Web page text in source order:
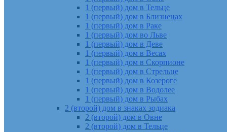
1 (первый) дом в Тельце
1 (первый) дом в Близнецах
1 (первый) дом в Раке
1 (первый) дом во Льве
1 (первый) дом в Деве
1 (первый) дом в Весах
1 (первый) дом в Скорпионе
1 (первый) дом в Стрельце
1 (первый) дом в Козероге
1 (первый) дом в Водолее
1 (первый) дом в Рыбах
2 (второй) дом в знаках зодиака
2 (второй) дом в Овне
2 (второй) дом в Тельце